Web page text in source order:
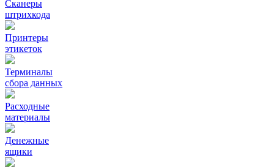
Сканеры
штрихкода
Принтеры
этикеток
Терминалы
сбора данных
Расходные
материалы
Денежные
ящики